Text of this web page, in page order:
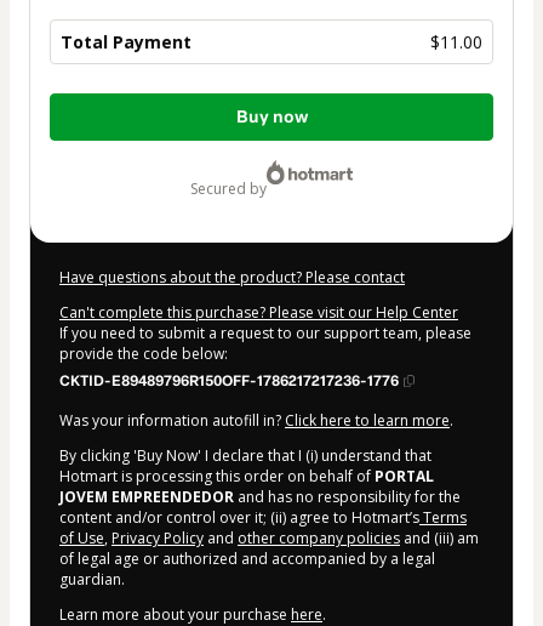
Total Payment $11.00
Total
$11.00
Buy now
secured by
Have questions about the product? Please contact
Can't complete this purchase? Please visit our Help Center
If you need to submit a request to our support team, please
provide the code below:
CKTID-E89489796R150OFF-1786217217236-1776
Was your information autofill in? Click here to learn more.
By clicking 'Buy Now' I declare that I (i) understand that
Hotmart is processing this order on behalf of PORTAL
JOVEM EMPREENDEDOR and has no responsibility for the
content and/or control over it; (ii) agree to Hotmart’sTerms
of Use, Privacy Policy and other company policies and (iii) am
of legal age or authorized and accompanied by a legal
guardian.
Learn more about your purchase here.